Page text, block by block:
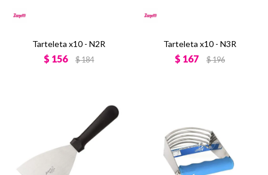
Tarteleta x10 - N2R
$ 156 $184
Tarteleta x10 - N3R
$ 167 $196